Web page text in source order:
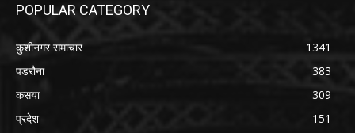
POPULAR CATEGORY
कुशीनगर समाचार
1341
पडरौना
383
कसया
309
प्रदेश
151